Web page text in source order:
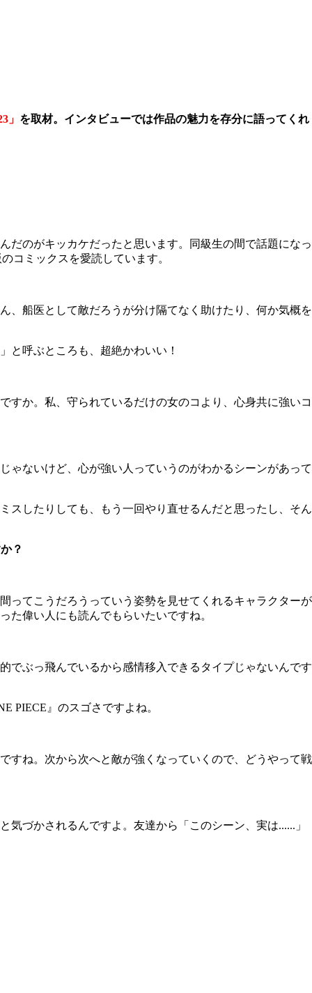
」 を取材。インタビューでは作品の魅力を存分に語ってくれ
のがキッカケだったと思います。同級生の間で話題になっ
コミックスを愛読しています。
船医として敵だろうが分け隔てなく助けたり、何か気概を
と呼ぶところも、超絶かわいい！
か。私、守られているだけの女のコより、心身共に強いコ
ないけど、心が強い人っていうのがわかるシーンがあって
スしたりしても、もう一回やり直せるんだと思ったし、そん
？
ってこうだろうっていう姿勢を見せてくれるキャラクターが
た偉い人にも読んでもらいたいですね。
ぶっ飛んでいるから感情移入できるタイプじゃないんです
PIECE』のスゴさですよね。
すね。次から次へと敵が強くなっていくので、どうやって戦
づかされるんですよ。友達から「このシーン、実は......」